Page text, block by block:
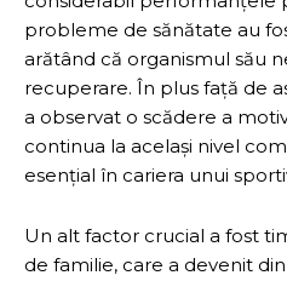
probleme de sănătate au
arătând că organismul său
recuperare. În plus față de
a observat o scădere a
continua la același nivel
esențial în cariera unui
Un alt factor crucial a fost
de familie, care a devenit